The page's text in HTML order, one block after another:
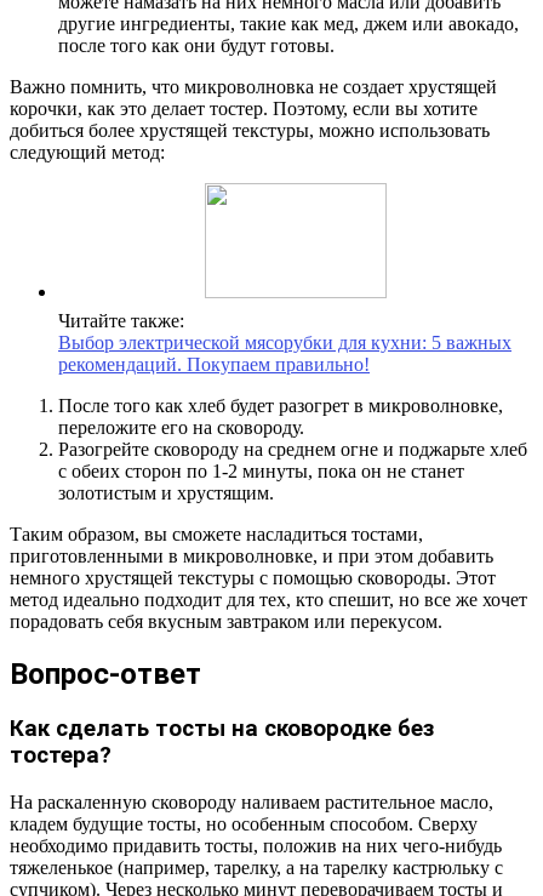
другие ингредиенты, такие как мед, джем или авокадо,
после того как они будут готовы.
Важно помнить, что микроволновка не создает хрустящей
корочки, как это делает тостер. Поэтому, если вы хотите
добиться более хрустящей текстуры, можно использовать
следующий метод:
Читайте также:
Выбор электрической мясорубки для кухни: 5 важных
рекомендаций. Покупаем правильно!
После того как хлеб будет разогрет в микроволновке,
переложите его на сковороду.
Разогрейте сковороду на среднем огне и поджарьте хлеб
с обеих сторон по 1-2 минуты, пока он не станет
золотистым и хрустящим.
Таким образом, вы сможете насладиться тостами,
приготовленными в микроволновке, и при этом добавить
немного хрустящей текстуры с помощью сковороды. Этот
метод идеально подходит для тех, кто спешит, но все же хочет
порадовать себя вкусным завтраком или перекусом.
Вопрос-ответ
Как сделать тосты на сковородке без
тостера?
На раскаленную сковороду наливаем растительное масло,
кладем будущие тосты, но особенным способом. Сверху
необходимо придавить тосты, положив на них чего-нибудь
тяжеленькое (например, тарелку, а на тарелку кастрюльку с
супчиком). Через несколько минут переворачиваем тосты и